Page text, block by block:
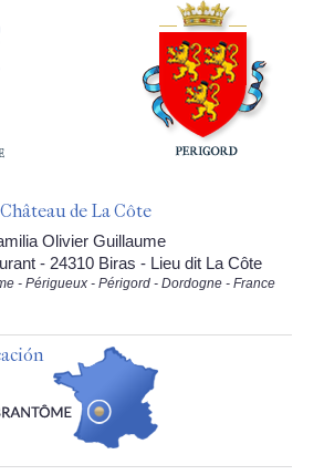
Château de La Côte
Olivier Guillaume
- 24310 Biras - Lieu dit La Côte
- Périgueux - Périgord - Dordogne - France